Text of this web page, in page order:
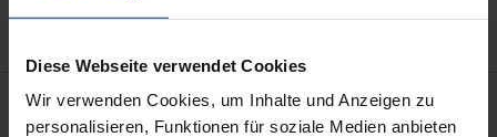
Diese Webseite verwendet Cookies
Wir verwenden Cookies, um Inhalte und Anzeigen zu
personalisieren, Funktionen für soziale Medien anbieten
Beschreibung